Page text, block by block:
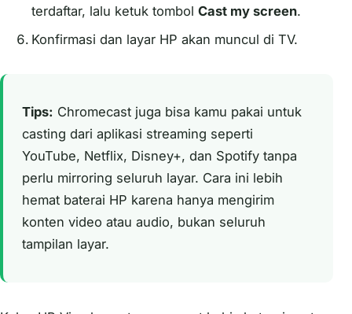
terdaftar, lalu ketuk tombol Cast my screen.
Konfirmasi dan layar HP akan muncul di TV.
Tips: Chromecast juga bisa kamu pakai untuk
casting dari aplikasi streaming seperti
YouTube, Netflix, Disney+, dan Spotify tanpa
perlu mirroring seluruh layar. Cara ini lebih
hemat baterai HP karena hanya mengirim
konten video atau audio, bukan seluruh
tampilan layar.